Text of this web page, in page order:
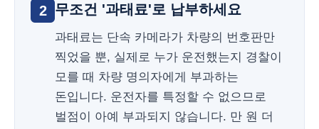
2 무조건 '과태료'로 납부하세요
과태료는 단속 카메라가 차량의 번호판만
찍었을 뿐, 실제로 누가 운전했는지 경찰이
모를 때 차량 명의자에게 부과하는
돈입니다. 운전자를 특정할 수 없으므로
벌점이 아예 부과되지 않습니다. 만 원 더